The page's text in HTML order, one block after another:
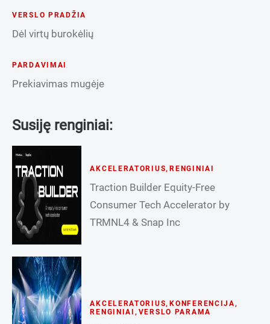
VERSLO PRADŽIA
Dėl virtų burokėlių
PARDAVIMAI
Prekiavimas mugėje
Susiję renginiai:
AKCELERATORIUS, RENGINIAI
Traction Builder Equity-Free
Consumer Tech Accelerator by
TRMNL4 & Snap Inc
AKCELERATORIUS, KONFERENCIJA,
RENGINIAI , VERSLO PARAMA